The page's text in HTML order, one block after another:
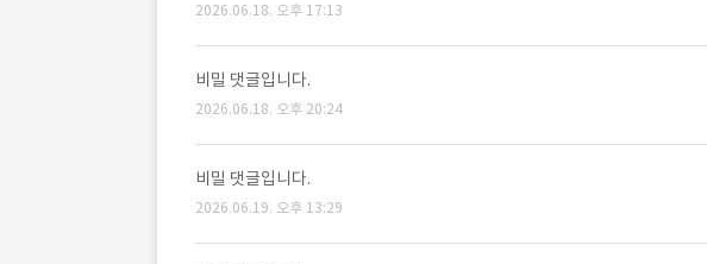
2026.06.18. 오후 17:13
비밀 댓글입니다.
2026.06.18. 오후 20:24
비밀 댓글입니다.
2026.06.19. 오후 13:29